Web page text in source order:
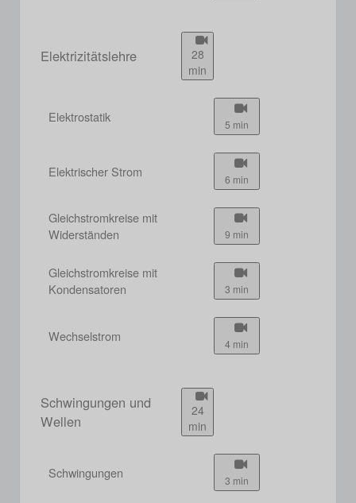
Elektrizitätslehre
28
min
Elektrostatik 5 min
Elektrischer Strom 6 min
Gleichstromkreise mit
Widerständen
9 min
Gleichstromkreise mit
Kondensatoren
3 min
Wechselstrom 4 min
Schwingungen und
Wellen
24
min
Schwingungen 3 min